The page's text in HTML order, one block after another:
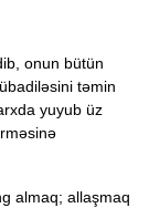
onun bütün
təmin
yuyub üz
almaq; allaşmaq